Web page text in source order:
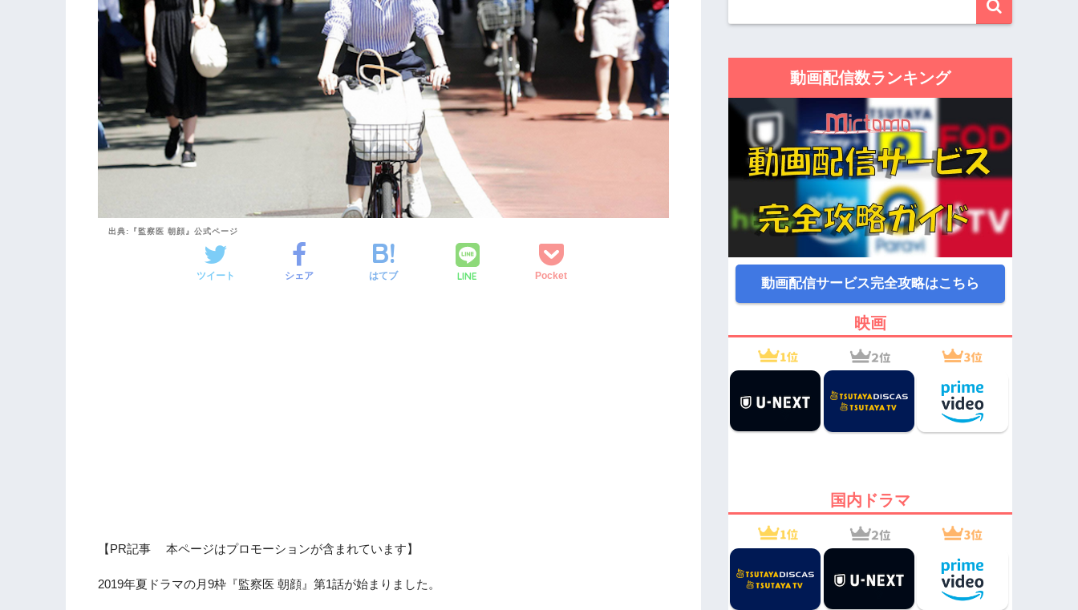
出典:『監察医 朝顔』公式ページ
ツイート シェア はてブ LINE Pocket
【PR記事 本ページはプロモーションが含まれています】
2019年夏ドラマの月9枠『監察医 朝顔』第1話が始まりました。
動画配信数ランキング
動画配信サービス完全攻略はこちら
映画
国内ドラマ